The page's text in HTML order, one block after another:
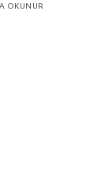
OKUNUR